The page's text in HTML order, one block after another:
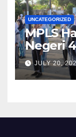
UNCATEGORIZED
MPLS
Negeri
untuk
JULY 20,